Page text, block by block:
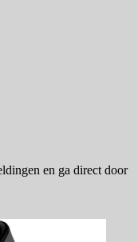
en ga direct door